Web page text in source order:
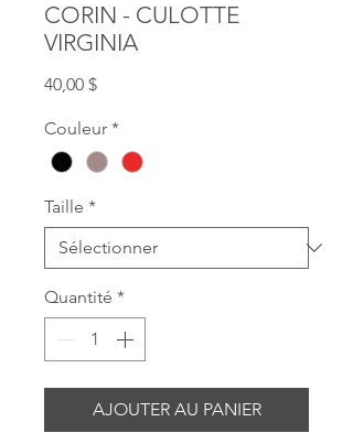
CORIN - CULOTTE
VIRGINIA
40,00 $Prix
Couleur *
Taille *
Quantité *
AJOUTER AU PANIER